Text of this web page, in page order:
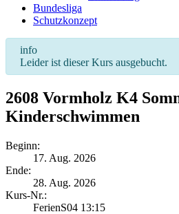
Bundesliga
Schutzkonzept
info
Leider ist dieser Kurs ausgebucht.
2608 Vormholz K4
Kinderschwimmen
Beginn:
17. Aug. 2026
Ende:
28. Aug. 2026
Kurs-Nr.:
FerienS04 13:15